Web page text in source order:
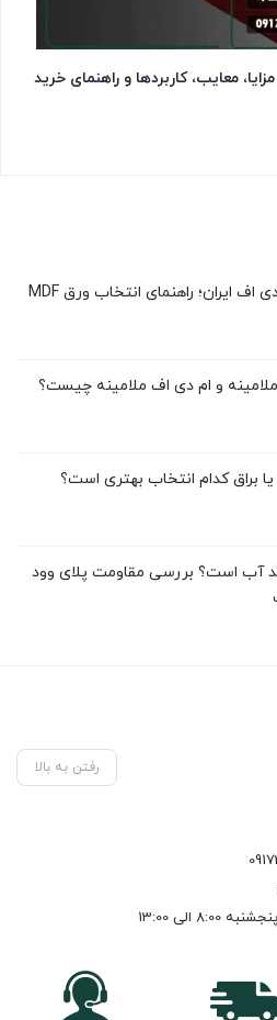
بهترین برندهای ام دی اف ایران؛ راهنمای انتخاب ورق MDF
و ام دی اف ملامینه چیست؟
براق کدام انتخاب بهتری است؟
آب است؟ بررسی مقاومت پلای وود
معایب، کاربردها و راهنمای خرید
رفتن به بالا